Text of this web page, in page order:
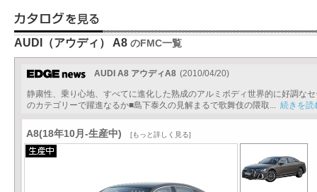
AUDI（アウディ） A8 のFMC一覧
AUDI A8 アウディA8 (2010/04/20)
静粛性、乗り心地、すべてに進化した熟成のアルミボディ世界的に好調な
のカテゴリーで躍進なるか■島下泰久の見解まるで歌舞伎の隈取... 続きを読
A8(18年10月-生産中) [もっと詳しく見る]